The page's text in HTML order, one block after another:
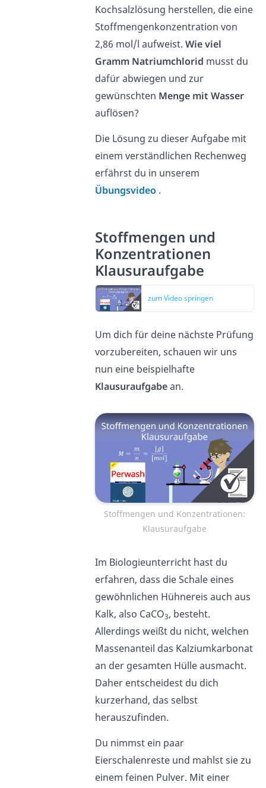
Kochsalzlösung herstellen, die eine
Stoffmengenkonzentration von
2,86 mol/l aufweist. Wie viel
Gramm Natriumchlorid musst du
dafür abwiegen und zur
gewünschten Menge mit Wasser
auflösen?
Die Lösung zu dieser Aufgabe mit
einem verständlichen Rechenweg
erfährst du in unserem
Übungsvideo .
Stoffmengen und
Konzentrationen
Klausuraufgabe
zum Video springen
Um dich für deine nächste Prüfung
vorzubereiten, schauen wir uns
nun eine beispielhafte
Klausuraufgabean.
Stoffmengen und Konzentrationen:
Klausuraufgabe
Im Biologieunterricht hast du
erfahren, dass die Schale eines
gewöhnlichen Hühnereis auch aus
Kalk, also CaCO3, besteht.
Allerdings weißt du nicht, welchen
Massenanteil das Kalziumkarbonat
an der gesamten Hülle ausmacht.
Daher entscheidest du dich
kurzerhand, das selbst
herauszufinden.
Du nimmst ein paar
Eierschalenreste und mahlst sie zu
einem feinen Pulver. Mit einer